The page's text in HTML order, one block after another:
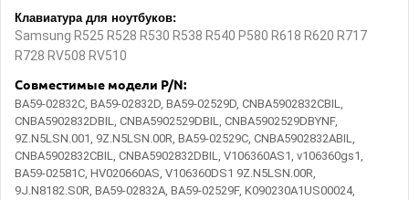
Клавиатура для ноутбуков:
Samsung R525 R528 R530 R538 R540 P580 R618 R620 R717
R728 RV508 RV510
Совместимые модели P/N:
BA59-02832C, BA59-02832D, BA59-02529D, CNBA5902832CBIL,
CNBA5902832DBIL, CNBA5902529DBIL, CNBA5902529DBYNF,
9Z.N5LSN.001, 9Z.N5LSN.00R, BA59-02529C, CNBA5902832ABIL,
CNBA5902832CBIL, CNBA5902832DBIL, V106360AS1, v106360gs1,
BA59-02581C, HV020660AS, V106360DS1 9Z.N5LSN.00R,
9J.N8182.S0R, BA59-02832A, BA59-02529F, K090230A1US00024,